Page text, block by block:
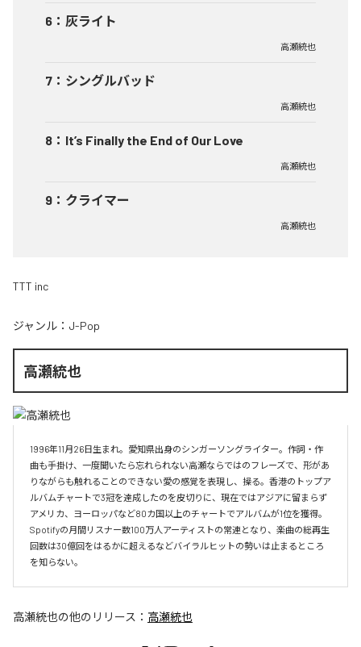
6 ： 灰ライト
高瀬統也
7 ： シングルバッド
高瀬統也
8 ： It’s Finally the End of Our Love
高瀬統也
9 ： クライマー
高瀬統也
TTT inc
ジャンル： J-Pop
高瀬統也
1996年11月26日生まれ。愛知県出身のシンガーソングライター。作詞・作
曲も手掛け、一度聞いたら忘れられない高瀬ならではのフレーズで、形があ
りながらも触れることのできない愛の感覚を表現し、操る。香港のトップア
ルバムチャートで3冠を達成したのを皮切りに、現在ではアジアに留まらず
アメリカ、ヨーロッパなど80カ国以上のチャートでアルバムが1位を獲得。
Spotifyの月間リスナー数100万人アーティストの常連となり、楽曲の総再生
回数は30億回をはるかに超えるなどバイラルヒットの勢いは止まるところ
を知らない。
高瀬統也の他のリリース： 高瀬統也